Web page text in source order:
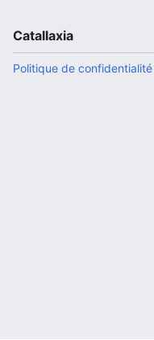
Catallaxia
Politique de confidentialité